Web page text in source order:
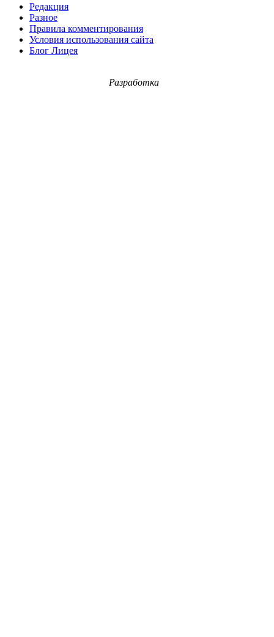
Редакция
Разное
Правила комментирования
Условия использования сайта
Блог Лицея
Разработка